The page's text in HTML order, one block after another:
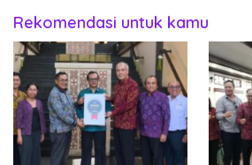
Rekomendasi untuk kamu